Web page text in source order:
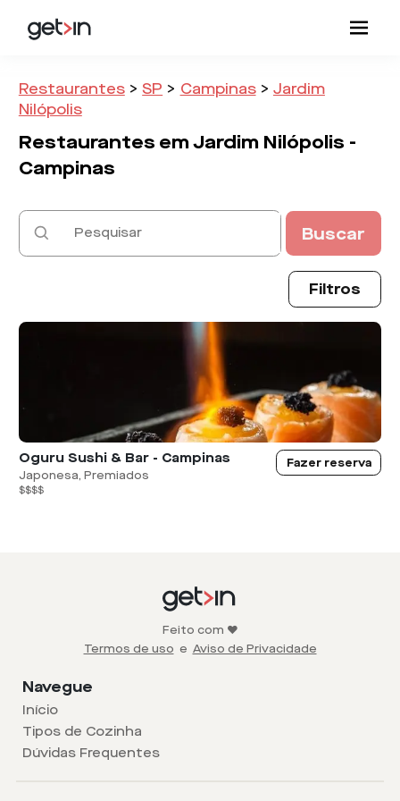
Restaurantes > SP > Campinas > Jardim
Nilópolis
Restaurantes emJardim Nilópolis -
Campinas
Buscar
Filtros
Oguru Sushi & Bar - Campinas
Japonesa, Premiados
$$$$
Fazer reserva
Feito com ❤️
Termos de uso e Aviso de Privacidade
Navegue
Início
Tipos de Cozinha
Dúvidas Frequentes